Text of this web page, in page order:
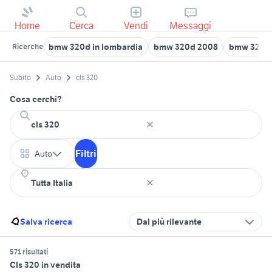
Home Cerca Vendi Messaggi
Ricerche bmw 320d in lombardia bmw 320d 2008 bmw 320
Subito Auto cls 320
Cosa cerchi?
Auto Filtri
Salva ricerca Dal più rilevante
571 risultati
Cls 320 in vendita